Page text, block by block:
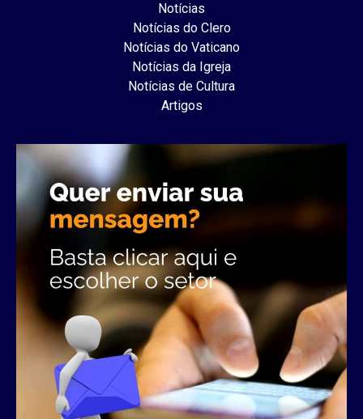
Notícias
Notícias do Clero
Notícias do Vaticano
Notícias da Igreja
Notícias de Cultura
Artigos